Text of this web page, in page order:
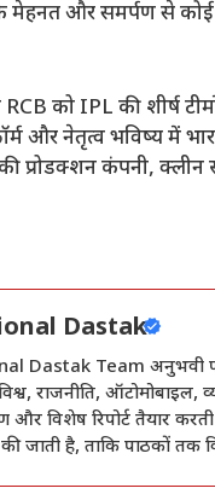
मेहनत और समर्पण से कोई
को IPL की शीर्ष
और नेतृत्व भविष्य में
प्रोडक्शन कंपनी,
Dastak
Dastak Team अनुभवी
राजनीति, ऑटोमोबाइल,
और विशेष रिपोर्ट तैयार
की जाती है, ताकि पाठकों तक